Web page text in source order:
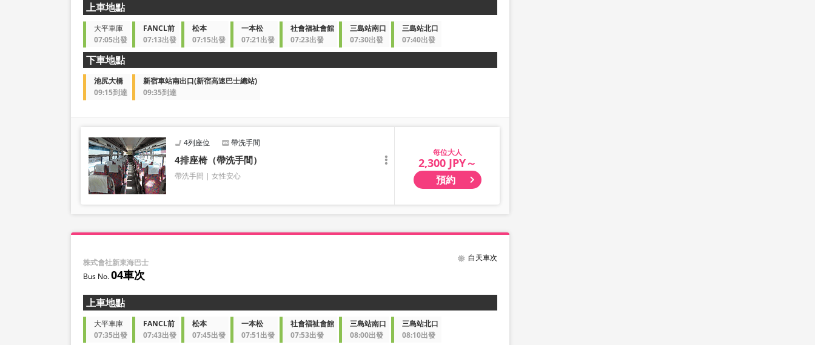
上車地點
大平車庫
07:05出發
FANCL前
07:13出發
松本
07:15出發
一本松
07:21出發
社會福祉會館
07:23出發
三島站南口
07:30出發
三島站北口
07:40出發
下車地點
池尻大橋
09:15到達
新宿車站南出口(新宿高速巴士總站)
09:35到達
4列座位 帶洗手間
4排座椅（帶洗手間）
帶洗手間 女性安心
大人
2,300 JPY～
預約
株式會社新東海巴士
04車次
白天車次
上車地點
大平車庫
07:35出發
FANCL前
07:43出發
松本
07:45出發
一本松
07:51出發
社會福祉會館
07:53出發
三島站南口
08:00出發
三島站北口
08:10出發